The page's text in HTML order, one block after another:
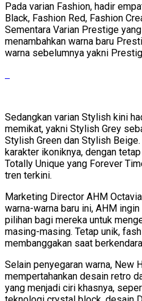
Pada varian Fashion, hadir
Black, Fashion Red, Fashion
Sementara Varian Prestige
menambahkan warna baru
warna sebelumnya yakni
Sedangkan varian Stylish kini
memikat, yakni Stylish Grey
Stylish Green dan Stylish
karakter ikoniknya, dengan
Totally Unique yang Forever
tren terkini.
Marketing Director AHM
warna-warna baru ini, AHM
pilihan bagi mereka untuk
masing-masing. Tetap unik,
membanggakan saat
Selain penyegaran warna, New
mempertahankan desain retro
yang menjadi ciri khasnya,